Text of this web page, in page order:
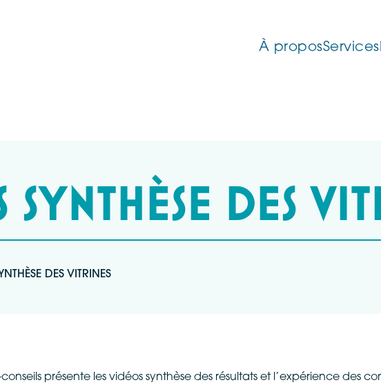
À proposServices
DES
DES VITRINES
présente les vidéos synthèse des résultats et l’expérience des